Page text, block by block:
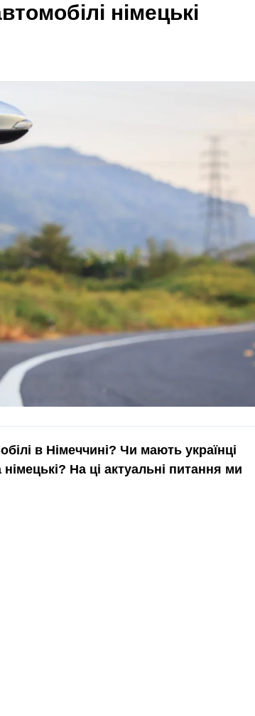
німецькі
в Німеччині? Чи мають українці
На ці актуальні питання ми